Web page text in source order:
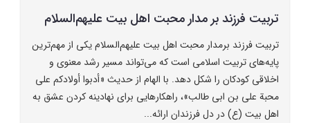
تربیت فرزند بر مدار محبت اهل بیت علیهم‌السلام
تربیت فرزند برمدار محبت اهل بیت علیهم‌السلام یکی از مهم‌ترین
پایه‌های تربیت اسلامی است که می‌تواند مسیر رشد معنوی و
اخلاقی کودکان را شکل دهد. با الهام از حدیث «أدبوا أولادکم علی
محبة علی بن ابی طالب»، راهکارهایی برای نهادینه کردن عشق به
اهل بیت (ع) در دل فرزندان ارائه...